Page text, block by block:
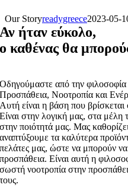
Our Storyreadygreece2023-05-
Αν ήταν εύκολο,
ο καθένας θα
Οδηγούμαστε από την
Προσπάθεια, Νοοτροπία και
Αυτή είναι η βάση που
Είναι στην λογική μας, στα μέλη
στην ποιότητά μας. Μας
αναπτύξουμε τα καλύτερα
πελάτες μας, ώστε να μπορούν
προσπάθεια. Είναι αυτή η
σωστή νοοτροπία στην
τους.